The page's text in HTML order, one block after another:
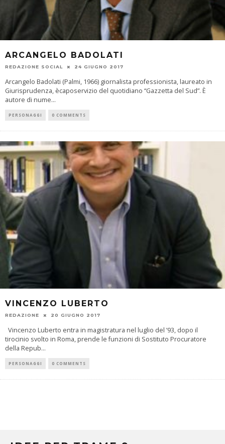
ARCANGELO BADOLATI
REDAZIONE SOCIAL 24 GIUGNO 2017
Arcangelo Badolati (Palmi, 1966) giornalista professionista, laureato in
Giurisprudenza, ècaposervizio del quotidiano “Gazzetta del Sud”. È
autore di nume...
PERSONAGGI 0 COMMENTS
VINCENZO LUBERTO
REDAZIONE 20 GIUGNO 2017
Vincenzo Luberto entra in magistratura nel luglio del ’93, dopo il
tirocinio svolto in Roma, prende le funzioni di Sostituto Procuratore
della Repub...
PERSONAGGI 0 COMMENTS